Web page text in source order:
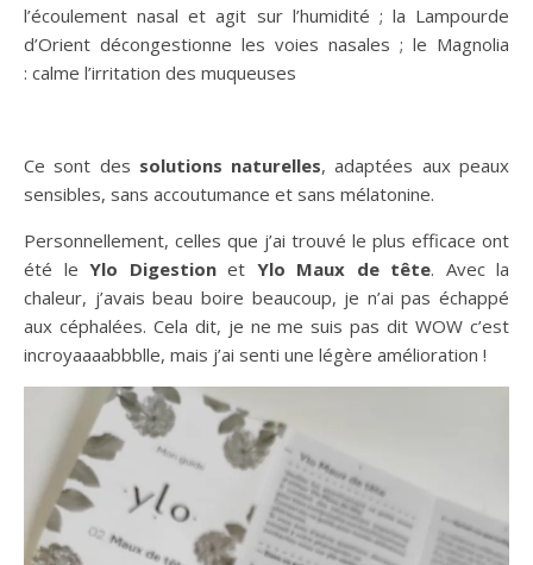
l’écoulement nasal et agit sur l’humidité ; la Lampourde
d’Orient décongestionne les voies nasales ; le Magnolia
: calme l’irritation des muqueuses
Ce sont des solutions naturelles, adaptées aux peaux
sensibles, sans accoutumance et sans mélatonine.
Personnellement, celles que j’ai trouvé le plus efficace ont
été le Ylo Digestionet Ylo Maux de tête. Avec la
chaleur, j’avais beau boire beaucoup, je n’ai pas échappé
aux céphalées. Cela dit, je ne me suis pas dit WOW c’est
incroyaaaabbblle, mais j’ai senti une légère amélioration !